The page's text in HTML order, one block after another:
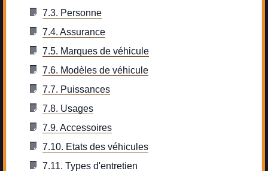
7.3. Personne
7.4. Assurance
7.5. Marques de véhicule
7.6. Modèles de véhicule
7.7. Puissances
7.8. Usages
7.9. Accessoires
7.10. Etats des véhicules
7.11. Types d'entretien